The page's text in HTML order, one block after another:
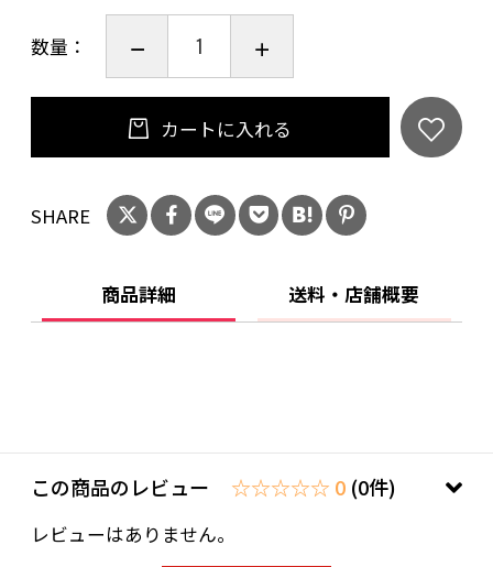
あたり、すっきりとした甘さ。爽快で穏やか、
キレのある余韻。
20歳未満の飲酒は法律で禁止されています。当
店は20歳未満の方への酒類の販売はいたしてお
ご購入時、「ご注文手続き」画面の「お問い合
ことよりモール会員で生年月日登録済みの方
数量：
カートに入れる
SHARE
商品詳細 送料・店舗概要
この商品のレビュー ☆☆☆☆☆ 0 (0件)
レビューはありません。